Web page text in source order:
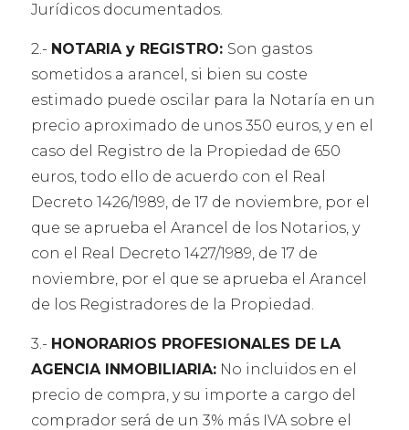
Jurídicos documentados.
2.- NOTARIA y REGISTRO: Son gastos
sometidos a arancel, si bien su coste
estimado puede oscilar para la Notaría en un
precio aproximado de unos 350 euros, y en el
caso del Registro de la Propiedad de 650
euros, todo ello de acuerdo con el Real
Decreto 1426/1989, de 17 de noviembre, por el
que se aprueba el Arancel de los Notarios, y
con el Real Decreto 1427/1989, de 17 de
noviembre, por el que se aprueba el Arancel
de los Registradores de la Propiedad.
3.- HONORARIOS PROFESIONALES DE LA
AGENCIA INMOBILIARIA: No incluidos en el
precio de compra, y su importe a cargo del
comprador será de un 3% más IVA sobre el